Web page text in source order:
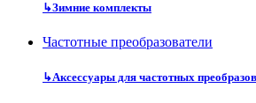
↳Зимние комплекты
Частотные преобразователи
↳Аксессуары для частотных